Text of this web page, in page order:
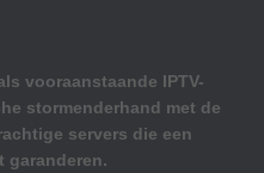
vooraanstaande IPTV-
stormenderhand met de
servers die een
garanderen.